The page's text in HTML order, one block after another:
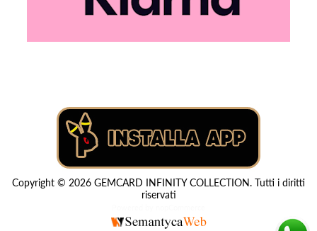
Copyright © 2026 GEMCARD INFINITY COLLECTION. Tutti i diritti
riservati